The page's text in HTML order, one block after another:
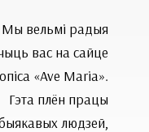
Мы вельмі радыя
вас на сайце
«Ave Maria».
Гэта плён працы
людзей,